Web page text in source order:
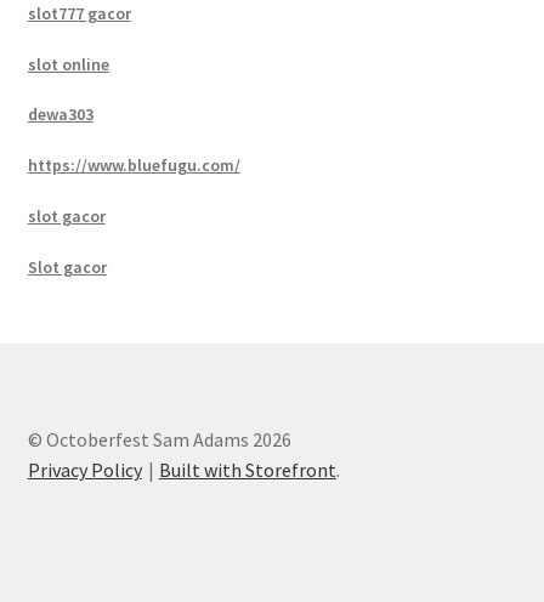
slot777 gacor
slot online
dewa303
https://www.bluefugu.com/
slot gacor
Slot gacor
© Octoberfest Sam Adams 2026
Privacy Policy
Built with Storefront.